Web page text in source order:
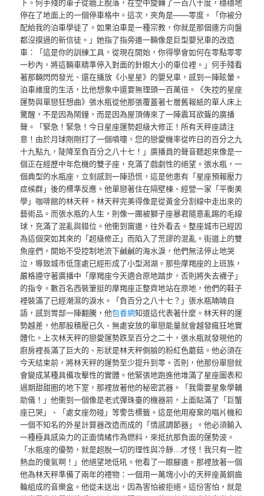
停在了地面上的一個停車格中。這次，夾角是——零度。「你被分
配給我的泊車學徒了。如果泊車是一種宗教，你就是那個連方向盤
都沒摸過的新信徒。」她指了指旁邊一輛像是巨型嬰兒車的改造
車：「這是你的訓練工具，從現在開始，你得學會如何在零點零零
一秒內，將這輛車精準停入對面的針眼大小的車位裡。」何手殘看
著那輛閃閃發光、還在播放《小星星》的嬰兒車，感到一陣眩暈。
泊車維度的生活，比他想象中還要無理頭一百萬倍。《失控的星座
運勢與單戀狂想曲》張水瓶從他那張覆蓋著七層舊報紙的單人床上
驚醒，不是因為鬧鐘，而是因為屋頂傳來了一陣震耳欲聾的廣播
聲。「緊急！緊急！今日星座運勢超級大修正！所有天秤座請注
意！由於月球剛剛打了一個噴嚏，您的戀愛機率從昨日的百分之九
十九點九，陡降至負百分之八十七！」廣播員的聲音聽起來像是一
個正在經歷中年危機的雙子座，充滿了戲劇性的絕望。張水瓶，一
個典型的水瓶座，立刻感到一陣恐慌，這是他患有「星座預報壓力
症候群」後的標準反應。他單戀著住在隔壁棟、經營一家「平衡美
學」咖啡館的林天秤。林天秤完美得像是從黃金分割線中走出來的
藝術品。而張水瓶的人生，則像一團被獅子座暴君隨意亂踢的毛線
球，充滿了混亂與錯位。他衝到窗邊，往外看去。整座城市已經因
為這個突如其來的「超級修正」而陷入了荒謬的混亂。街道上的雙
魚座們，開始不受控制地流下鹹鹹的海水淚，他們無法停止地哭
泣，導致城市低窪處已經形成了小型潟湖。那些摩羯座的上班族，
嚴格遵守著廣播中「摩羯座今天適合原地踏步，否則將失去襪子」
的指令。數百名西裝筆挺的摩羯座正整齊地站在原地，他們的鞋子
裡裝滿了已經潮濕的淚水。「負百分之八十七？」張水瓶喃喃自
語，感到胃部一陣翻騰，他包養網知道這代表著什麼。林天秤的運
勢越差，他那股積壓已久、無處安放的單戀能量就會越發瘋狂地實
體化。上次林天秤的戀愛運勢跌至百分之二十，張水瓶就發現他的
廚房裡長滿了巨大的、形狀是林天秤側臉的粉紅色蘑菇。他必須在
今天結束前，將林天秤的運勢至少提升到零。否則，他那份單戀就
會變成某種具備攻擊性的實體。他緊張地跑進他堆滿了星座圖表和
過期甜甜圈的地下室，那裡放著他的秘密武器。「我需要星象學輔
助儀！」他衝到一個像是老式彈珠臺的機器前，上面貼滿了「巨蟹
座已哭」、「處女座勿碰」等警告標籤。這是他用廢棄的唱片機和
一個不知名的外星計算器改造而成的「情感調節器」。他必須輸入
一種極具感染力的正面情緒作為燃料，來抵抗那負面的運勢波。
「水瓶座的優勢，就是超脫一切的理性與冷靜…才怪！我只有一腔
熱血的傻氣啊！」他絕望地低吼。他看了一眼腳邊。那裡放著一個
他為林天秤準備了兩年的禮物：一個用一萬塊小小的天秤座黃銅齒
輪組成的音樂盒。他從未送出，因為害怕被拒絕。這份害怕，就是